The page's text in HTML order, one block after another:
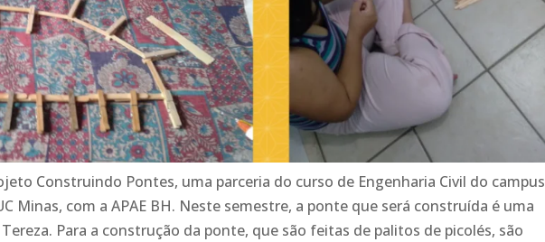
Construindo Pontes, uma parceria do curso de Engenharia Civil do campus
Minas, com a APAE BH. Neste semestre, a ponte que será construída é uma
Para a construção da ponte, que são feitas de palitos de picolés, são